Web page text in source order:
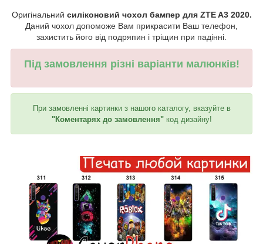
Оригінальний силіконовий чохол бампер для ZTE A3 2020.
Даний чохол допоможе Вам прикрасити Ваш телефон,
захистить його від подряпин і тріщин при падінні.
Під замовлення різні варіанти малюнків!
При замовленні картинки з нашого каталогу, вказуйте в
"Коментарях до замовлення"код дизайну!